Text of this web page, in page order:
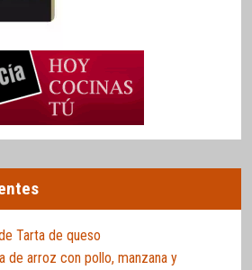
Tarta de queso
de arroz con pollo, manzana y